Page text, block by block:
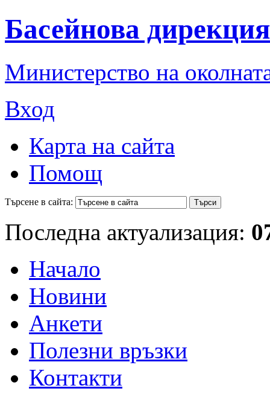
Басейнова
Министерство на
Вход
Карта на сайта
Помощ
Търсене в сайта:
Последна актуализация:
Начало
Новини
Анкети
Полезни връзки
Контакти